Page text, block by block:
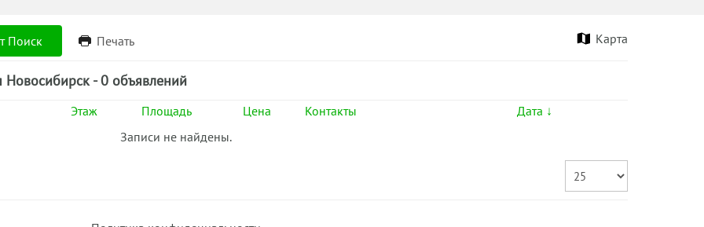
Поиск Печать Карта
- 0 объявлений
Этаж Площадь Цена Контакты
Дата ↓
Записи не найдены.